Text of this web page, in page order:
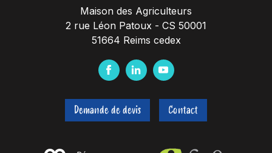
Maison des Agriculteurs
2 rue Léon Patoux - CS 50001
51664 Reims cedex
F
c
e
L
n
k
Y
u
t
b
Demande de devis Contact